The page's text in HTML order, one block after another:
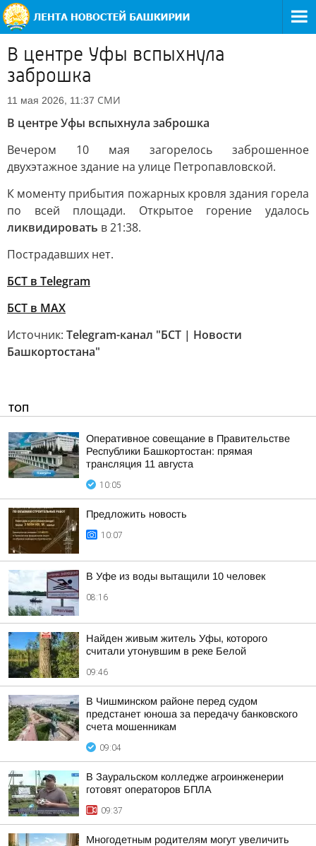
В центре Уфы вспыхнула
заброшка
11 мая 2026, 11:37 СМИ
В центре Уфы вспыхнула заброшка
Вечером 10 мая загорелось заброшенное
двухэтажное здание на улице Петропавловской.
К моменту прибытия пожарных кровля здания горела
по всей площади. Открытое горение удалось
ликвидировать в 21:38.
Пострадавших нет.
БСТ в Telegram
БСТ в МАХ
Источник: Telegram-канал "БСТ | Новости
Башкортостана"
ТОП
Оперативное совещание в Правительстве
Республики Башкортостан: прямая
трансляция 11 августа
10:05
Предложить новость
10:07
В Уфе из воды вытащили 10 человек
08:16
Найден живым житель Уфы, которого
считали утонувшим в реке Белой
09:46
В Чишминском районе перед судом
предстанет юноша за передачу банковского
счета мошенникам
09:04
В Зауральском колледже агроинженерии
готовят операторов БПЛА
09:37
Многодетным родителям могут увеличить